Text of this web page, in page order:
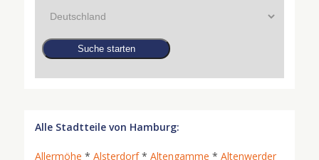
Alle Stadtteile von Hamburg:
Allermöhe * Alsterdorf* Altengamme * Altenwerder